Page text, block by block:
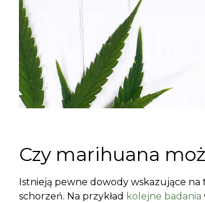
Czy marihuana
Istnieją pewne dowody wskazujące
schorzeń. Na przykład kolejne badania